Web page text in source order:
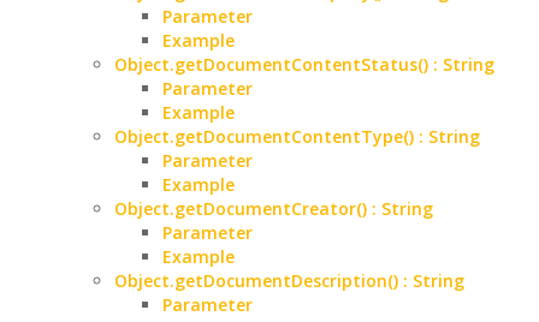
Parameter
Example
Object.getDocumentContentStatus() : String
Parameter
Example
Object.getDocumentContentType() : String
Parameter
Example
Object.getDocumentCreator() : String
Parameter
Example
Object.getDocumentDescription() : String
Parameter